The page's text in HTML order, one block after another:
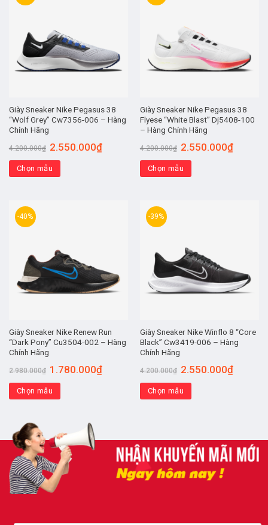
Giày Sneaker Nike Pegasus 38
“Wolf Grey” Cw7356-006 – Hàng
Chính Hãng
4.200.000₫ 2.550.000₫
Chọn mẫu
Giày Sneaker Nike Pegasus 38
Flyese “White Blast” Dj5408-100
– Hàng Chính Hãng
4.200.000₫ 2.550.000₫
Chọn mẫu
-40%
Giày Sneaker Nike Renew Run
“Dark Pony” Cu3504-002 – Hàng
Chính Hãng
2.980.000₫ 1.780.000₫
Chọn mẫu
-39%
Giày Sneaker Nike Winflo 8 “Core
Black” Cw3419-006 – Hàng
Chính Hãng
4.200.000₫ 2.550.000₫
Chọn mẫu